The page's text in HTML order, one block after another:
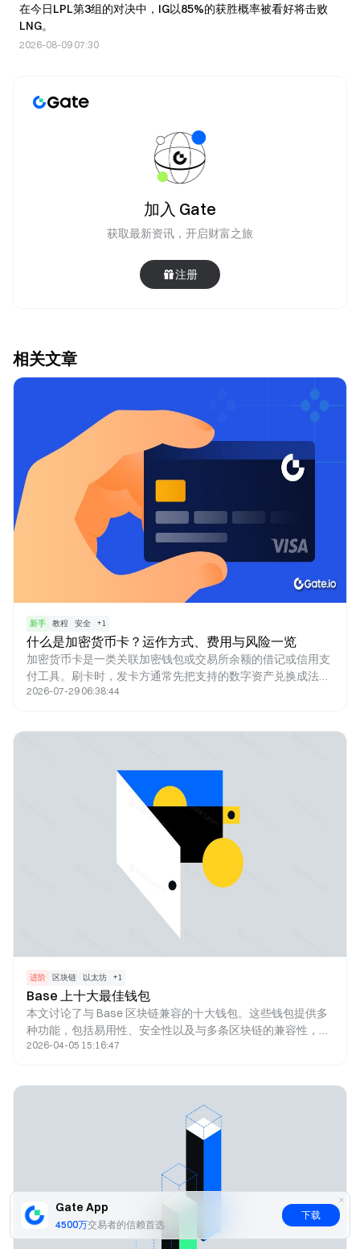
Gate App
4500万交易者的信赖首选
下载
在今日LPL第3组的对决中，IG以85%的获胜概率被看好将击败
LNG。
2026-08-09 07:30
加入 Gate
获取最新资讯，开启财富之旅
注册
相关文章
新手 教程 安全 +1
什么是加密货币卡？运作方式、费用与风险一览
加密货币卡是一类关联加密钱包或交易所余额的借记或信用支
付工具。刷卡时，发卡方通常先把支持的数字资产兑换成法
币，再通过 Visa 或 Mastercard 向商户结算。产品差异主要
2026-07-29 06:38:44
进阶 区块链 以太坊 +1
Base 上十大最佳钱包
本文讨论了与 Base 区块链兼容的十大钱包。这些钱包提供多
种功能，包括易用性、安全性以及与多条区块链的兼容性，适
合管理数字资产，如购买、质押、交换和探索 NFT。热门选项
2026-04-05 15:16:47